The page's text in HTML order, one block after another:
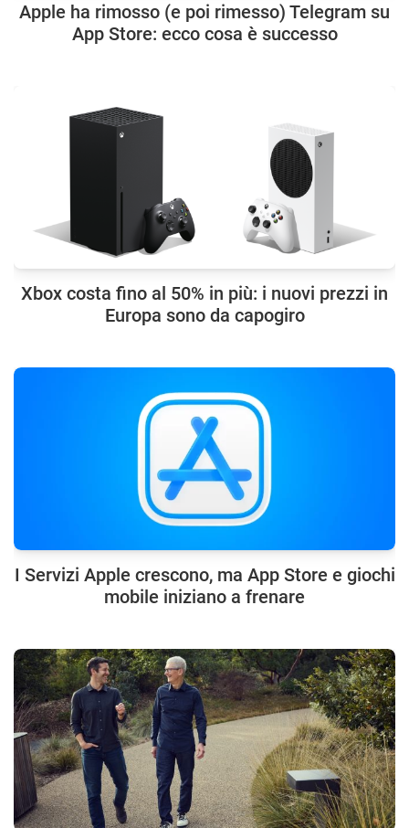
Apple ha rimosso (e poi rimesso) Telegram su
App Store: ecco cosa è successo
Xbox costa fino al 50% in più: i nuovi prezzi in
Europa sono da capogiro
I Servizi Apple crescono, ma App Store e giochi
mobile iniziano a frenare